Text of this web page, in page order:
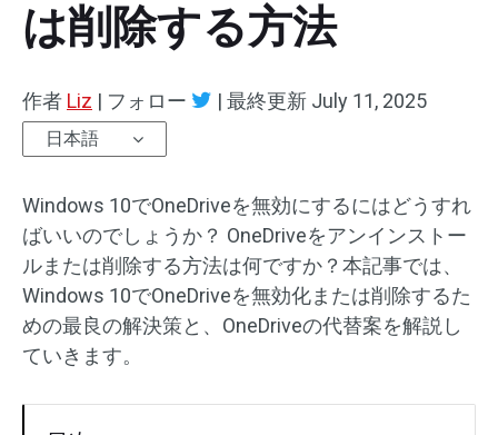
は削除する方法
作者 Liz | フォロー | 最終更新 July 11, 2025
日本語
Windows 10でOneDriveを無効にするにはどうすれ
ばいいのでしょうか？ OneDriveをアンインストー
ルまたは削除する方法は何ですか？本記事では、
Windows 10でOneDriveを無効化または削除するた
めの最良の解決策と、OneDriveの代替案を解説し
ていきます。